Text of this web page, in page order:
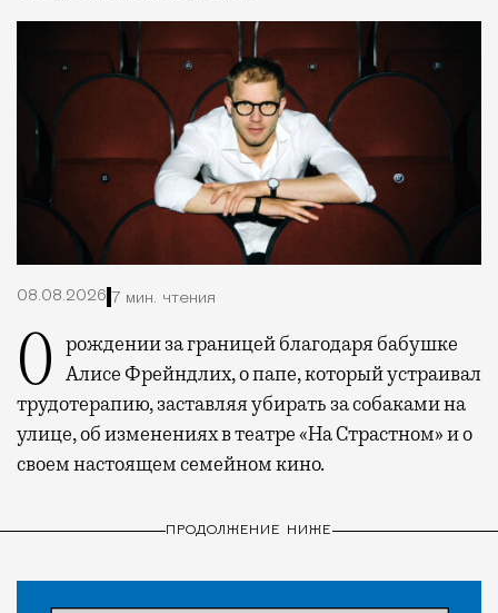
08.08.2026 7 мин. чтения
О рождении за границей благодаря бабушке Алисе Фрейндлих, о папе, который устраивал
трудотерапию, заставляя убирать за собаками на
улице, об изменениях в театре «На Страстном» и о
своем настоящем семейном кино.
ПРОДОЛЖЕНИЕ НИЖЕ